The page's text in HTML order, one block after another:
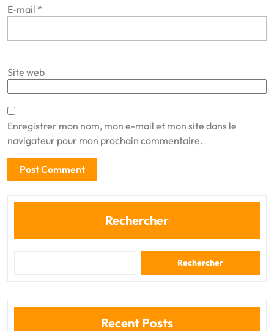
E-mail *
Site web
Enregistrer mon nom, mon e-mail et mon site dans le
navigateur pour mon prochain commentaire.
Rechercher
Rechercher
Recent Posts